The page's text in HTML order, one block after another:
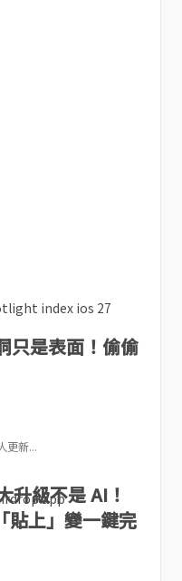
只是表面！偷偷
更新...
升級不是 AI！
貼上」變一鍵完